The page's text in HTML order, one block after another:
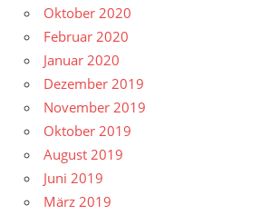
Oktober 2020
Februar 2020
Januar 2020
Dezember 2019
November 2019
Oktober 2019
August 2019
Juni 2019
März 2019